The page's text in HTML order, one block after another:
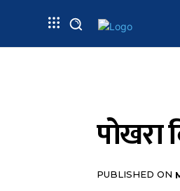
पोखरा
PUBLISHED ON